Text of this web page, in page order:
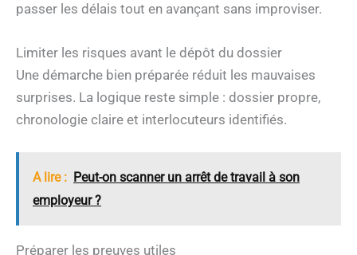
passer les délais tout en avançant sans improviser.
Limiter les risques avant le dépôt du dossier
Une démarche bien préparée réduit les mauvaises
surprises. La logique reste simple : dossier propre,
chronologie claire et interlocuteurs identifiés.
A lire : Peut-on scanner un arrêt de travail à son
employeur ?
Préparer les preuves utiles